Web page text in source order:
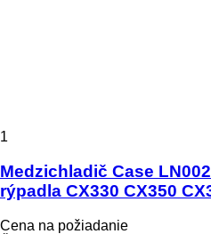
1
Medzichladič Case
rýpadla CX330 CX350
Cena na požiadanie